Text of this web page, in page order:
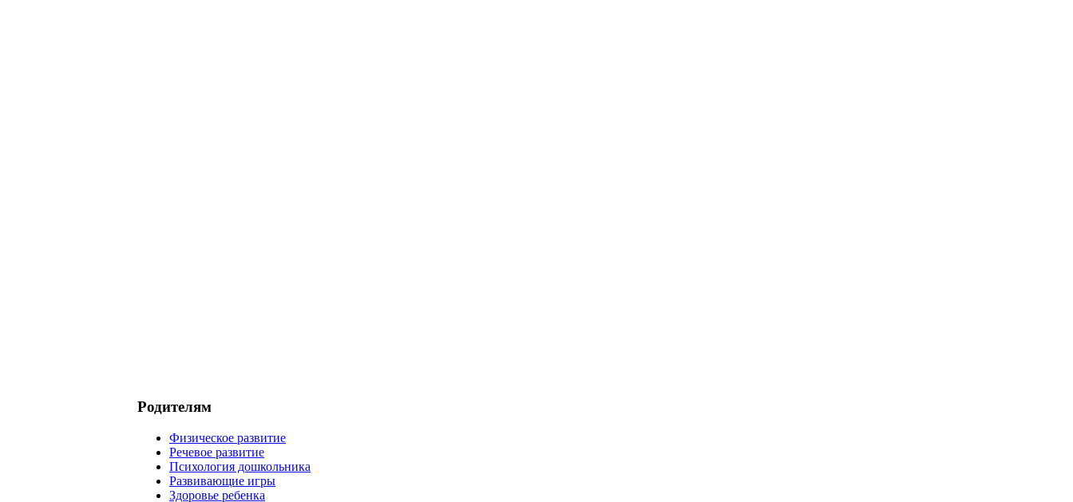
Родителям
Физическое развитие
Речевое развитие
Психология дошкольника
Развивающие игры
Здоровье ребенка